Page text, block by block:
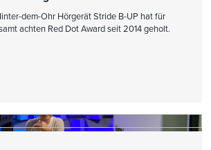
dem-Ohr Hörgerät Stride B-UP hat für
achten Red Dot Award seit 2014 geholt.